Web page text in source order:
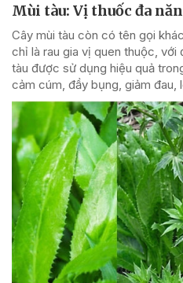
Mùi tàu: Vị thuốc đa
Cây mùi tàu còn có tên gọi
chỉ là rau gia vị quen thuộc, với
tàu được sử dụng hiệu quả
cảm cúm, đầy bụng, giảm đau,